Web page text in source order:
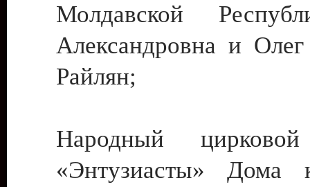
Молдавской
Александровна и
Райлян;
Народный цирковой
«Энтузиасты» Дома